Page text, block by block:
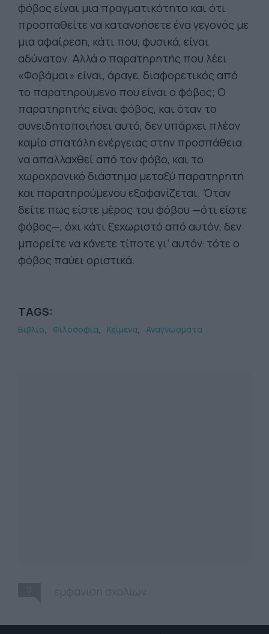
φόβος είναι μια πραγματικότητα και ότι
προσπαθείτε να κατανοήσετε ένα γεγονός με
μια αφαίρεση, κάτι που, φυσικά, είναι
αδύνατον. Αλλά ο παρατηρητής που λέει
«Φοβάμαι» είναι, άραγε, διαφορετικός από
το παρατηρούμενο που είναι ο φόβος; Ο
παρατηρητής είναι φόβος, και όταν το
συνειδητοποιήσει αυτό, δεν υπάρχει πλέον
καμία σπατάλη ενέργειας στην προσπάθεια
να απαλλαχθεί από τον φόβο, και το
χωροχρονικό διάστημα μεταξύ παρατηρητή
και παρατηρούμενου εξαφανίζεται. Όταν
δείτε πως είστε μέρος του φόβου —ότι είστε
φόβος—, όχι κάτι ξεχωριστό από αυτόν, δεν
μπορείτε να κάνετε τίποτε γι’ αυτόν· τότε ο
φόβος παύει οριστικά.
TAGS:
Βιβλίο Φιλοσοφία Κείμενα Αναγνώσματα